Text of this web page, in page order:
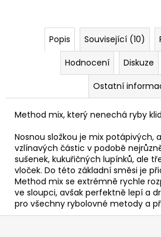
Popis Související (10)
Hodnocení
Diskuze
Ostatní
Method mix, který nenechá ryby
Nosnou složkou je mix potápivých,
vzlínavých částic v podobě
sušenek, kukuřičných lupínků, ale
vloček. Do této základní směsi je
Method mix se extrémně rychle
ve sloupci, avšak perfektně lepí a
pro všechny rybolovné metody a